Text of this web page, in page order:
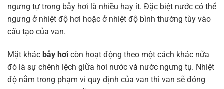
ngưng tự trong bẫy hơi là nhiều hay ít. Đặc biệt nước có thể
ngưng ở nhiệt độ hơi hoặc ở nhiệt độ bình thường tùy vào
cấu tạo của van.
Mặt khác bẫy hơi còn hoạt động theo một cách khác nữa
đó là sự chênh lệch giữa hơi nước và nước ngưng tụ. Nhiệt
độ nằm trong phạm vi quy định của van thì van sẽ đóng